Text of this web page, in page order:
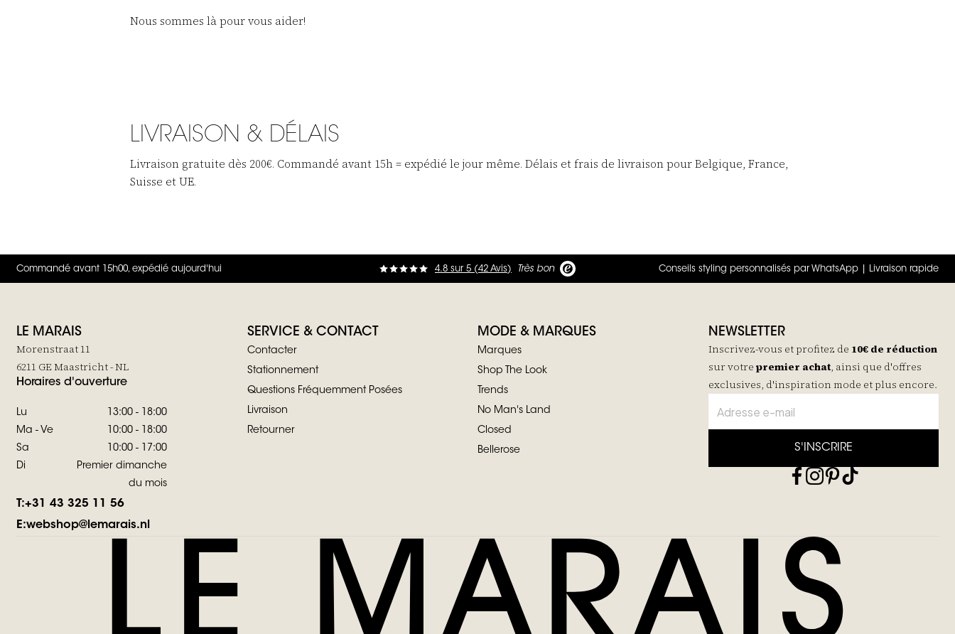
Nous sommes là pour vous aider!
LIVRAISON & DÉLAIS
Livraison gratuite dès 200€. Commandé avant 15h = expédié le jour même. Délais et frais de livraison pour Belgique, France,
Suisse et UE.
Commandé avant 15h00, expédié aujourd'hui 4.8 sur 5 (42 Avis) Très bon Conseils styling personnalisés par WhatsApp | Livraison rapide
LE MARAIS
Morenstraat 11
6211 GE Maastricht - NL
Horaires d'ouverture
Lu
13:00 - 18:00
Ma - Ve
10:00 - 18:00
Sa
10:00 - 17:00
Di
Premier dimanche
du mois
T:+31 43 325 11 56
E:webshop@lemarais.nl
SERVICE & CONTACT
Contacter
Stationnement
Questions Fréquemment Posées
Livraison
Retourner
MODE & MARQUES
Marques
Shop The Look
Trends
No Man's Land
Closed
Bellerose
NEWSLETTER
Inscrivez-vous et profitez de 10€ de réduction
sur votre premier achat, ainsi que d'offres
exclusives, d'inspiration mode et plus encore.
S'INSCRIRE